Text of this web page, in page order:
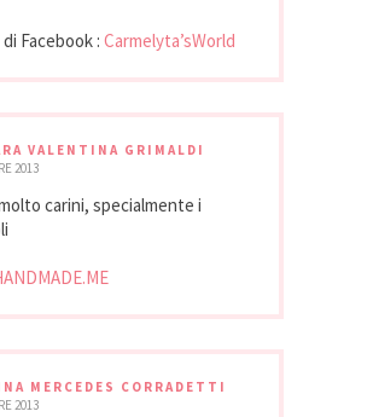
di Facebook : Carmelyta’sWorld
VALENTINA GRIMALDI
2013
carini, specialmente i
MERCEDES CORRADETTI
2013